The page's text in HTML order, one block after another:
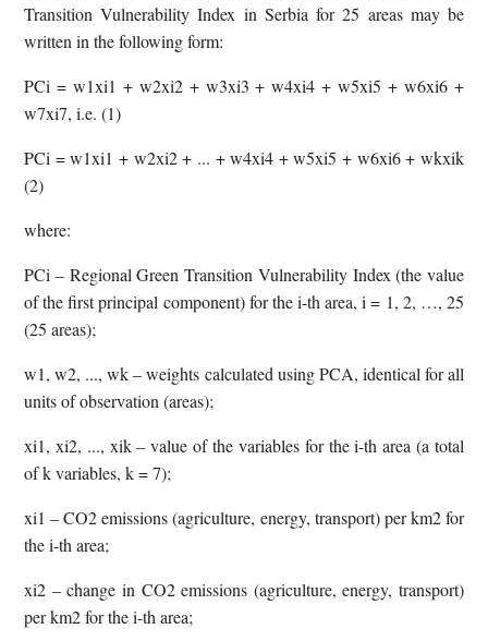
Transition Vulnerability Index in Serbia for 25 areas may be
written in the following form:
PCi = w1xi1 + w2xi2 + w3xi3 + w4xi4 + w5xi5 + w6xi6 +
w7xi7, i.e. (1)
PCi = w1xi1 + w2xi2 + ... + w4xi4 + w5xi5 + w6xi6 + wkxik
(2)
where:
PCi – Regional Green Transition Vulnerability Index (the value
of the first principal component) for the i-th area, i = 1, 2, …, 25
(25 areas);
w1, w2, ..., wk – weights calculated using PCA, identical for all
units of observation (areas);
xi1, xi2, ..., xik – value of the variables for the i-th area (a total
of k variables, k = 7);
xi1 – CO2 emissions (agriculture, energy, transport) per km2 for
the i-th area;
xi2 – change in CO2 emissions (agriculture, energy, transport)
per km2 for the i-th area;